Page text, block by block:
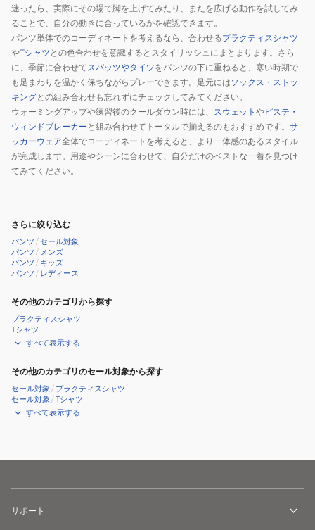
迷ったら、実際にその場で脚を上げてみたり、またを広げる動作を試してみ
ることで、自分の動きに合っているかを確認できます。
パンツ単体でのコーディネートを考えるなら、合わせるプラクティスシャツ
やTシャツ との色合わせを意識するとスタイリッシュにまとまります。さら
に、季節に合わせてスパッツやタイツをパンツの下に重ねると、寒い時期で
も足まわりを温かく保ちながらプレーできます。足元にはソックス・ストッ
キングとの組み合わせも忘れずにチェックしてみてください。
ウォーミングアップや練習後のクールダウン時には、 スウェット やピステ・
ウィンドブレーカー と組み合わせてトータルで揃えるのもおすすめです。 サ
ッカーウェア全体でコーディネートを考えると、より一体感のあるスタイル
が完成します。用途やシーンに合わせて、自分だけのベストな一着を見つけ
てみてください。
さらに絞り込む
パンツ /セール対象
パンツ / メンズ
パンツ / キッズ
パンツ / レディース
その他のカテゴリから探す
プラクティスシャツ
Tシャツ
すべて表示する
その他のカテゴリのセール対象から探す
セール対象 / プラクティスシャツ
セール対象 /Tシャツ
すべて表示する
サポート